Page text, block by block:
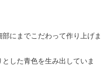
にまでこだわって作り上げま
した青色を生み出していま